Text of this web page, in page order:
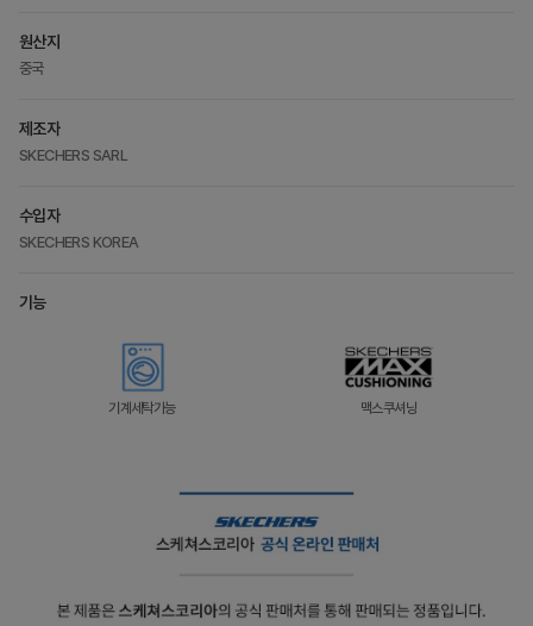
원산지
중국
제조자
SKECHERS SARL
수입자
SKECHERS KOREA
기능
기계세탁가능 맥스쿠셔닝